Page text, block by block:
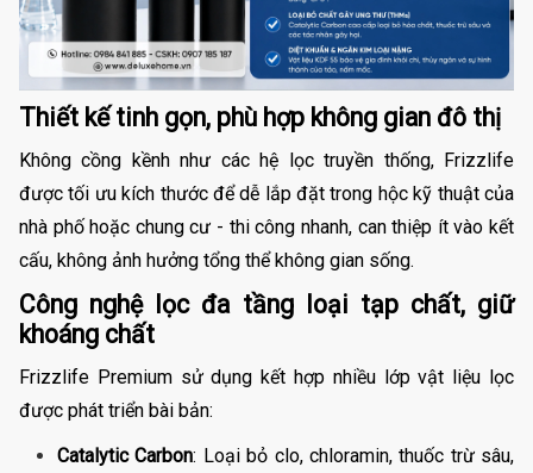
Thiết kế tinh gọn, phù hợp không gian đô thị
Không cồng kềnh như các hệ lọc truyền thống, Frizzlife
được tối ưu kích thước để dễ lắp đặt trong hộc kỹ thuật của
nhà phố hoặc chung cư - thi công nhanh, can thiệp ít vào kết
cấu, không ảnh hưởng tổng thể không gian sống.
Công nghệ lọc đa tầng loại tạp chất, giữ
khoáng chất
Frizzlife Premium sử dụng kết hợp nhiều lớp vật liệu lọc
được phát triển bài bản:
Catalytic Carbon: Loại bỏ clo, chloramin, thuốc trừ sâu,